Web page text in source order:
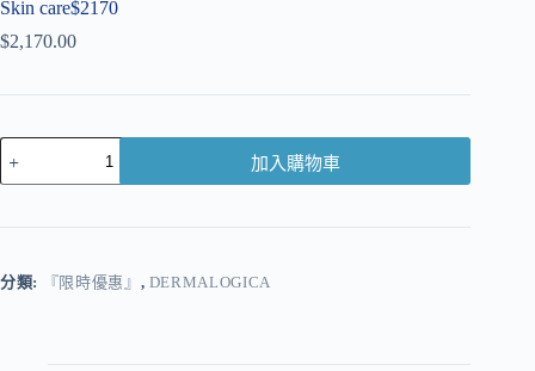
Skin care$2170
$2,170.00
加入購物車
r
分類: 『限時優惠』 , DERMALOGICA